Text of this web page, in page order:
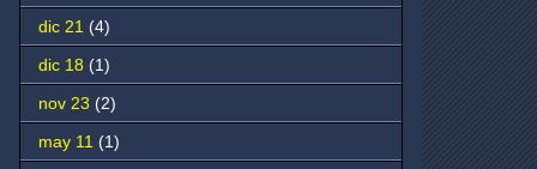
dic 21 (4)
dic 18 (1)
nov 23 (2)
may 11 (1)